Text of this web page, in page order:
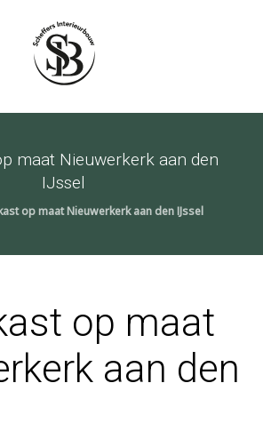
maat Nieuwerkerk aan den
IJssel
op maat Nieuwerkerk aan den IJssel
op maat
aan den